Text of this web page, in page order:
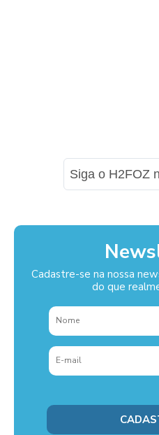
Siga o H2FOZ
Cadastre-se na nossa
do que